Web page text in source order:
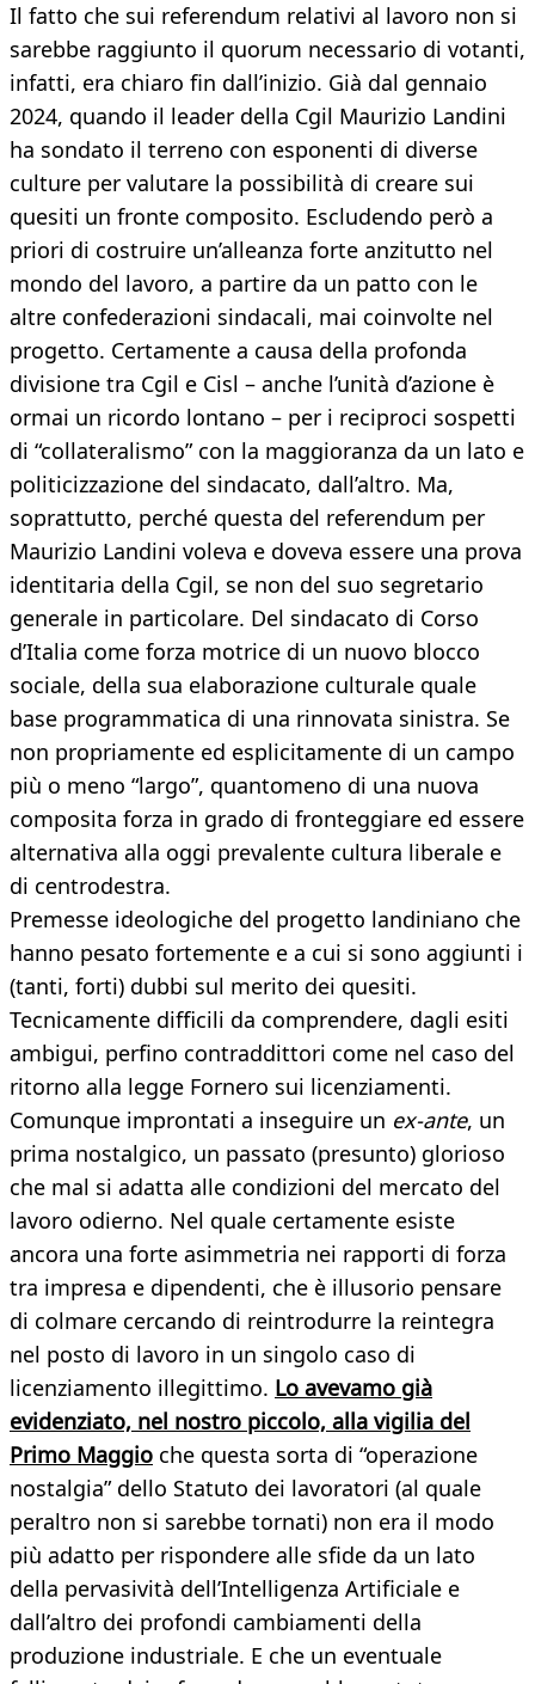
Il fatto che sui referendum relativi al lavoro non si
sarebbe raggiunto il quorum necessario di votanti,
infatti, era chiaro fin dall’inizio. Già dal gennaio
2024, quando il leader della Cgil Maurizio Landini
ha sondato il terreno con esponenti di diverse
culture per valutare la possibilità di creare sui
quesiti un fronte composito. Escludendo però a
priori di costruire un’alleanza forte anzitutto nel
mondo del lavoro, a partire da un patto con le
altre confederazioni sindacali, mai coinvolte nel
progetto. Certamente a causa della profonda
divisione tra Cgil e Cisl – anche l’unità d’azione è
ormai un ricordo lontano – per i reciproci sospetti
di “collateralismo” con la maggioranza da un lato e
politicizzazione del sindacato, dall’altro. Ma,
soprattutto, perché questa del referendum per
Maurizio Landini voleva e doveva essere una prova
identitaria della Cgil, se non del suo segretario
generale in particolare. Del sindacato di Corso
d’Italia come forza motrice di un nuovo blocco
sociale, della sua elaborazione culturale quale
base programmatica di una rinnovata sinistra. Se
non propriamente ed esplicitamente di un campo
più o meno “largo”, quantomeno di una nuova
composita forza in grado di fronteggiare ed essere
alternativa alla oggi prevalente cultura liberale e
di centrodestra.
Premesse ideologiche del progetto landiniano che
hanno pesato fortemente e a cui si sono aggiunti i
(tanti, forti) dubbi sul merito dei quesiti.
Tecnicamente difficili da comprendere, dagli esiti
ambigui, perfino contraddittori come nel caso del
ritorno alla legge Fornero sui licenziamenti.
Comunque improntati a inseguire un ex-ante, un
prima nostalgico, un passato (presunto) glorioso
che mal si adatta alle condizioni del mercato del
lavoro odierno. Nel quale certamente esiste
ancora una forte asimmetria nei rapporti di forza
tra impresa e dipendenti, che è illusorio pensare
di colmare cercando di reintrodurre la reintegra
nel posto di lavoro in un singolo caso di
licenziamento illegittimo. Lo avevamo già
evidenziato, nel nostro piccolo, alla vigilia del
Primo Maggio che questa sorta di “operazione
nostalgia” dello Statuto dei lavoratori (al quale
peraltro non si sarebbe tornati) non era il modo
più adatto per rispondere alle sfide da un lato
della pervasività dell’Intelligenza Artificiale e
dall’altro dei profondi cambiamenti della
produzione industriale. E che un eventuale